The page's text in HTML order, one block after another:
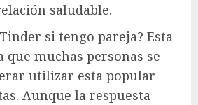
saludable.
si tengo pareja? Esta
que muchas personas se
utilizar esta popular
Aunque la respuesta